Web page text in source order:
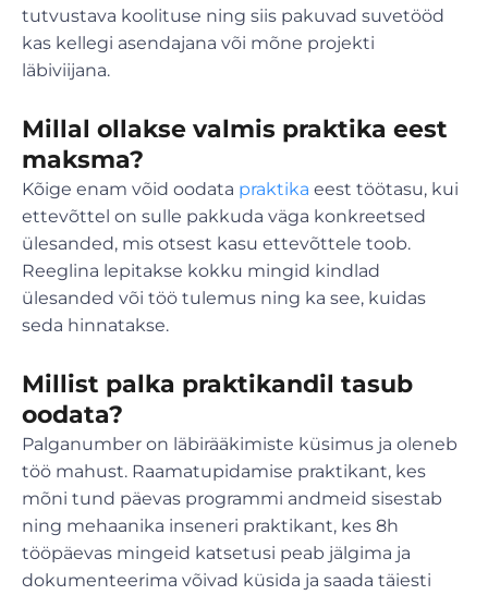
tutvustava koolituse ning siis pakuvad suvetööd
kas kellegi asendajana või mõne projekti
läbiviijana.
Millal ollakse valmis praktika eest
maksma?
Kõige enam võid oodata praktika eest töötasu, kui
ettevõttel on sulle pakkuda väga konkreetsed
ülesanded, mis otsest kasu ettevõttele toob.
Reeglina lepitakse kokku mingid kindlad
ülesanded või töö tulemus ning ka see, kuidas
seda hinnatakse.
Millist palka praktikandil tasub
oodata?
Palganumber on läbirääkimiste küsimus ja oleneb
töö mahust. Raamatupidamise praktikant, kes
mõni tund päevas programmi andmeid sisestab
ning mehaanika inseneri praktikant, kes 8h
tööpäevas mingeid katsetusi peab jälgima ja
dokumenteerima võivad küsida ja saada täiesti